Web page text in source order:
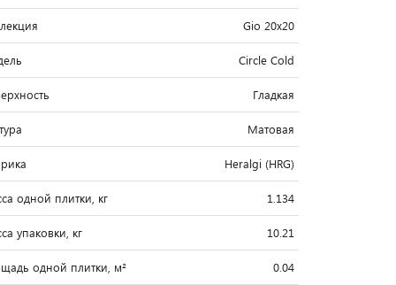
Gio 20x20
Circle Cold
Гладкая
Матовая
Heralgi (HRG)
одной плитки, кг 1.134
упаковки, кг 10.21
одной плитки, м² 0.04